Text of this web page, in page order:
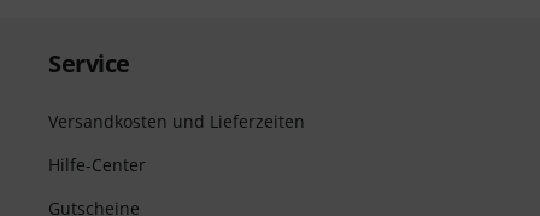
Service
Versandkosten und Lieferzeiten
Hilfe-Center
Gutscheine